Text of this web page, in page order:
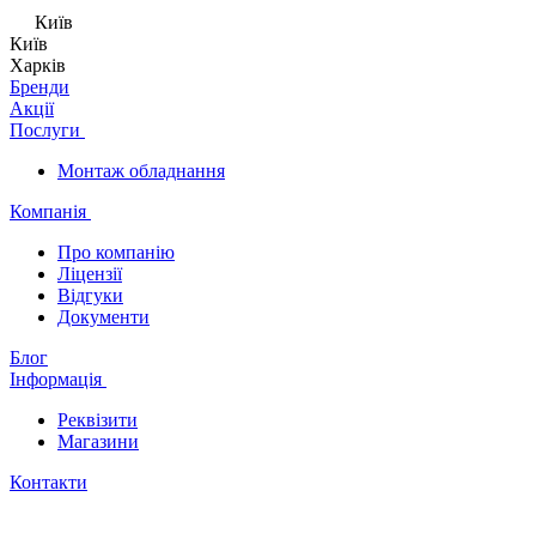
Київ
Київ
Харків
Бренди
Акції
Послуги
Монтаж обладнання
Компанія
Про компанію
Ліцензії
Відгуки
Документи
Блог
Інформація
Реквізити
Магазини
Контакти